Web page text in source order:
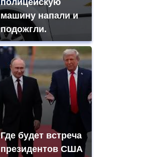
полицейскую
машину напали и
подожгли.
Где будет встреча
президентов США